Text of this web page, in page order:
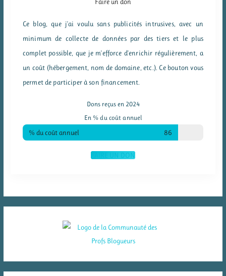
Faire un don
Ce blog, que j'ai voulu sans publicités intrusives, avec un
minimum de collecte de données par des tiers et le plus
complet possible, que je m'efforce d'enrichir régulièrement, a
un coût (hébergement, nom de domaine, etc.). Ce bouton vous
permet de participer à son financement.
Dons reçus en 2024
En % du coût annuel
% du coût annuel 86
FAIRE UN DON